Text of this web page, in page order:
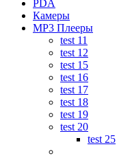
PDA
Камеры
MP3 Плееры
test 11
test 12
test 15
test 16
test 17
test 18
test 19
test 20
test 25